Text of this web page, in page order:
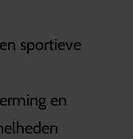
sportieve
en